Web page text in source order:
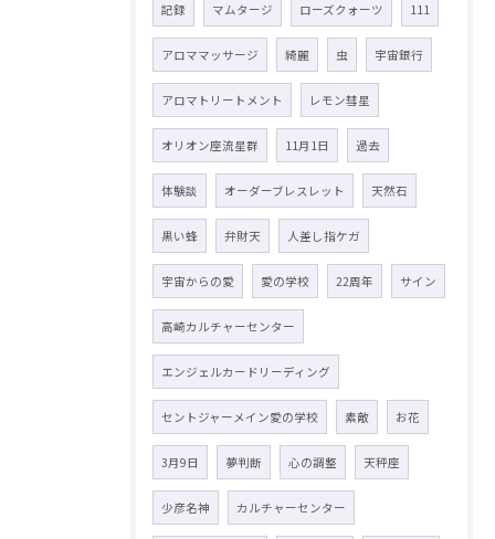
記録 マムタージ ローズクォーツ 111
アロママッサージ 綺麗 虫 宇宙銀行
アロマトリートメント レモン彗星
オリオン座流星群 11月1日 過去
体験談 オーダーブレスレット 天然石
黒い蜂 弁財天 人差し指ケガ
宇宙からの愛 愛の学校 22周年 サイン
高崎カルチャーセンター
エンジェルカードリーディング
セントジャーメイン愛の学校 素敵 お花
3月9日 夢判断 心の調整 天秤座
少彦名神 カルチャーセンター